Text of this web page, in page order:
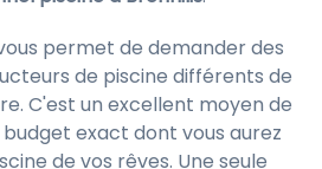
permet de demander des
de piscine différents de
C'est un excellent moyen de
exact dont vous aurez
de vos rêves. Une seule